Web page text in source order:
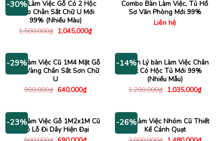
-30%
Bàn Làm Việc Gỗ Có 2 Hộc
Treo Chân Sắt Chữ U Mới
99% (Nhiều Màu)
1,500,000₫ Giá
gốc
1,045,000₫Giá
hiện
1,045,000₫.
Combo Bàn Làm Việc, Tủ Hồ
Sơ Văn Phòng Mới 99%
Liên hệ
-29%
Bàn Làm Việc Cũ 1M4 Mặt Gỗ
Vân Vàng Chân Sắt Sơn Chữ
U
900,000₫ Giá
640,000₫Giá
hiện
640,000₫.
-14%
Thanh Lý bàn Làm Việc Chân
Sắt Có Hộc Tủ Mới 99%
(Nhiều Mẫu)
1,200,000₫ Giá
gốc
1,035,000₫Giá
hiện
-23%
Bàn Làm Việc Gỗ 1M2x1M Cũ
Có Lỗ Đi Dây Hiện Đại
-26%
Bàn Làm Việc Nhóm Cũ Thiết
Kế Cánh Quạt